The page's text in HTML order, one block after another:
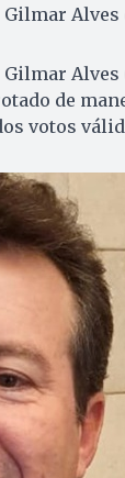
Gilmar Alves
Gilmar Alves
de
votos